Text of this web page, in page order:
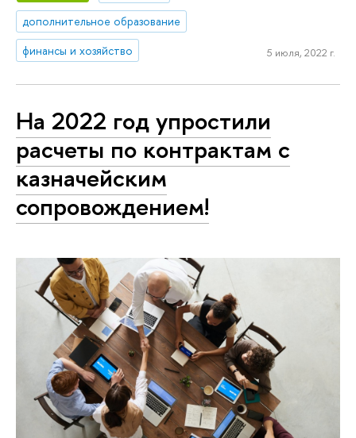
дополнительное образование
финансы и хозяйство
5 июля, 2022 г.
На 2022 год упростили
расчеты по контрактам с
казначейским
сопровождением!